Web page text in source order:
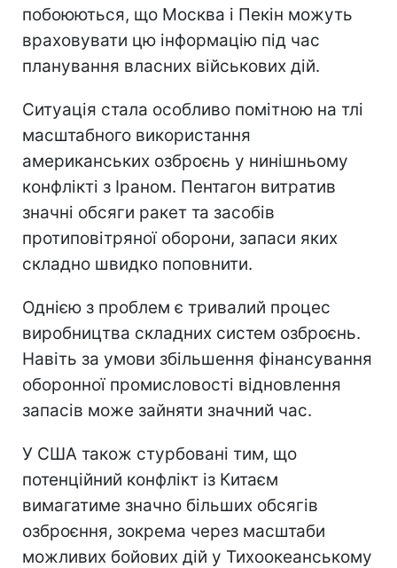
побоюються, що Москва і Пекін можуть
враховувати цю інформацію під час
планування власних військових дій.
Ситуація стала особливо помітною на тлі
масштабного використання
американських озброєнь у нинішньому
конфлікті з Іраном. Пентагон витратив
значні обсяги ракет та засобів
протиповітряної оборони, запаси яких
складно швидко поповнити.
Однією з проблем є тривалий процес
виробництва складних систем озброєнь.
Навіть за умови збільшення фінансування
оборонної промисловості відновлення
запасів може зайняти значний час.
У США також стурбовані тим, що
потенційний конфлікт із Китаєм
вимагатиме значно більших обсягів
озброєння, зокрема через масштаби
можливих бойових дій у Тихоокеанському